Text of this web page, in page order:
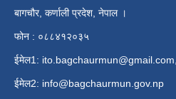
बागचौर, कर्णाली प्रदेश, नेपाल ।
फोन : ०८८४१२०३५
ईमेल1: ito.bagchaurmun@gmail.com
ईमेल2: info@bagchaurmun.gov.np